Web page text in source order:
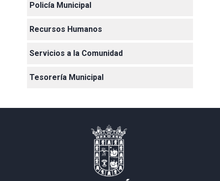
Policía Municipal
Recursos Humanos
Servicios a la Comunidad
Tesorería Municipal